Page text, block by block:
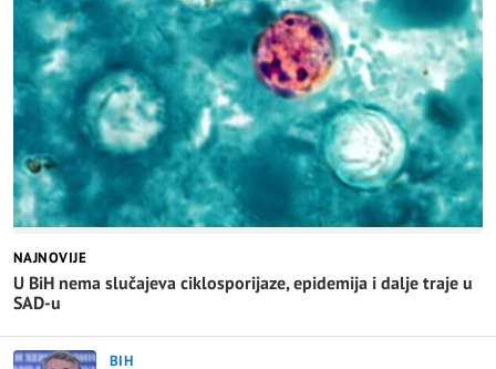
NAJNOVIJE
U BiH nema slučajeva ciklosporijaze, epidemija i dalje traje u
SAD-u
BIH